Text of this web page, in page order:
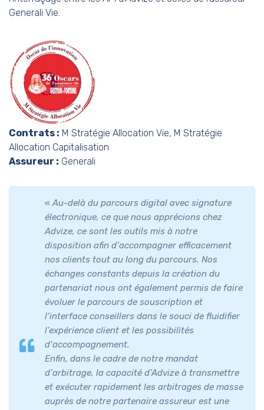
Generali Vie.
Contrats : M Stratégie Allocation Vie, M Stratégie
Allocation Capitalisation
Assureur : Generali
«Au-delà du parcours digital avec signature
électronique, ce que nous apprécions chez
Advize, ce sont les outils mis à notre
disposition afin d’accompagner efficacement
nos clients tout au long du parcours. Nos
échanges constants depuis la création du
partenariat nous ont également permis de faire
évoluer le parcours de souscription et
l’interface conseillers dans le souci de fluidifier
l’expérience client et les possibilités
d’accompagnement.
Enfin, dans le cadre de notre mandat
d’arbitrage, la capacité d’Advize à transmettre
et exécuter rapidement les arbitrages de masse
auprès de notre partenaire assureur est une